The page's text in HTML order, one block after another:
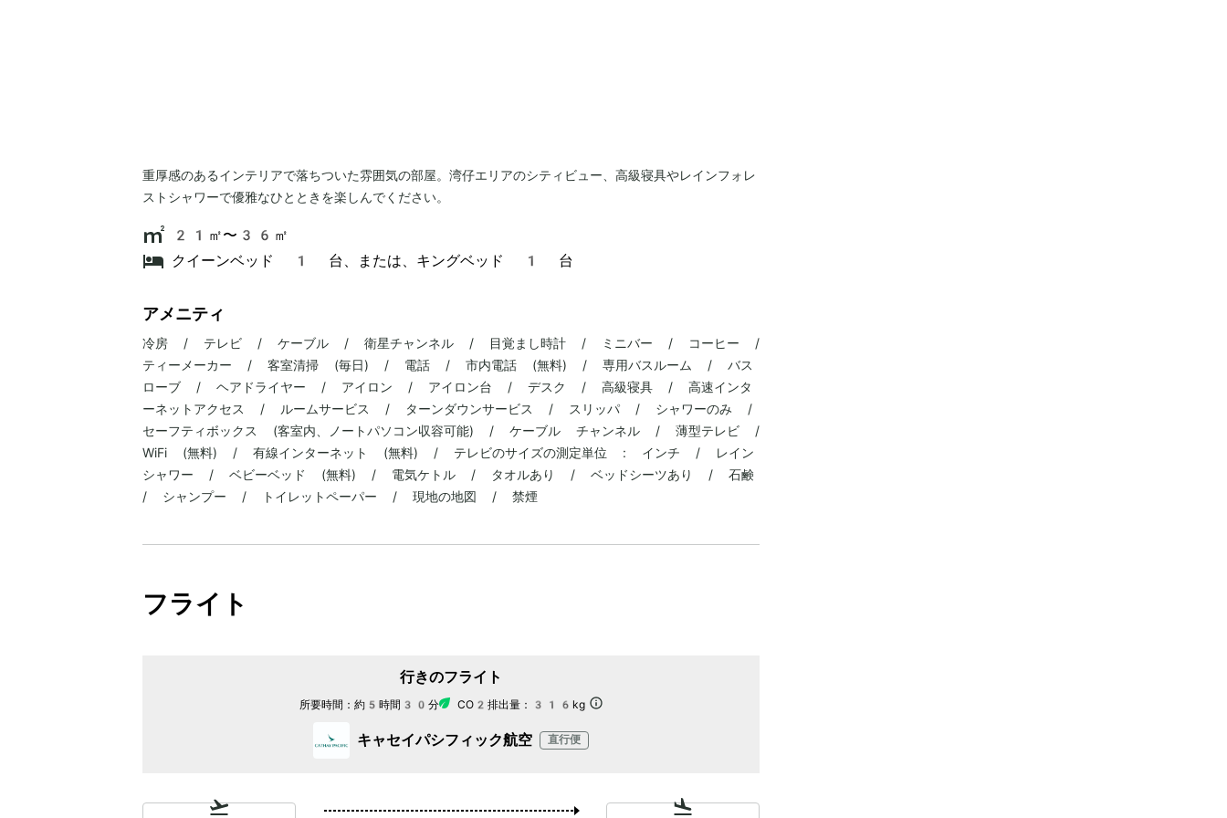
重厚感のあるインテリアで落ちついた雰囲気の部屋。湾仔エリアのシティビュー、高級寝具やレインフォレ
ストシャワーで優雅なひとときを楽しんでください。
21㎡〜36㎡
クイーンベッド 1 台、または、キングベッド 1 台
アメニティ
冷房 / テレビ / ケーブル / 衛星チャンネル / 目覚まし時計 / ミニバー / コーヒー /
ティーメーカー / 客室清掃 (毎日) / 電話 / 市内電話 (無料) / 専用バスルーム / バス
ローブ / ヘアドライヤー / アイロン / アイロン台 / デスク / 高級寝具 / 高速インタ
ーネットアクセス / ルームサービス / ターンダウンサービス / スリッパ / シャワーのみ /
セーフティボックス (客室内、ノートパソコン収容可能) / ケーブル チャンネル / 薄型テレビ /
WiFi (無料) / 有線インターネット (無料) / テレビのサイズの測定単位 : インチ / レイン
シャワー / ベビーベッド (無料) / 電気ケトル / タオルあり / ベッドシーツあり / 石鹸
/ シャンプー / トイレットペーパー / 現地の地図 / 禁煙
フライト
行きのフライト
所要時間： 約5時間30分 CO2排出量： 316kg
キャセイパシフィック航空 直行便